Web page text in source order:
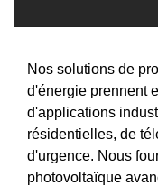
Nos solutions de
d'énergie prennent
d'applications
résidentielles, de
d'urgence. Nous
photovoltaïque